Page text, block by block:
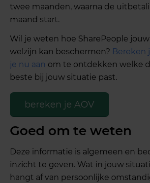
twee maanden, waarna de
maand start.
Wil je weten hoe SharePeople
welzijn kan beschermen? Bereken
je nu aan om te ontdekken welke
beste bij jouw situatie past.
bereken je AOV
Goed om te weten
Deze informatie is algemeen en
inzicht te geven. Wat in jouw
hangt af van persoonlijke